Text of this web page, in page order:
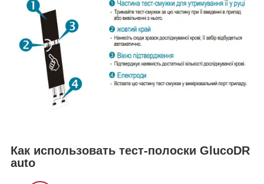
Как использовать тест-полоски GlucoDR
auto